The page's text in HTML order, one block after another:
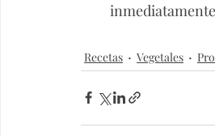
Recetas Vegetales